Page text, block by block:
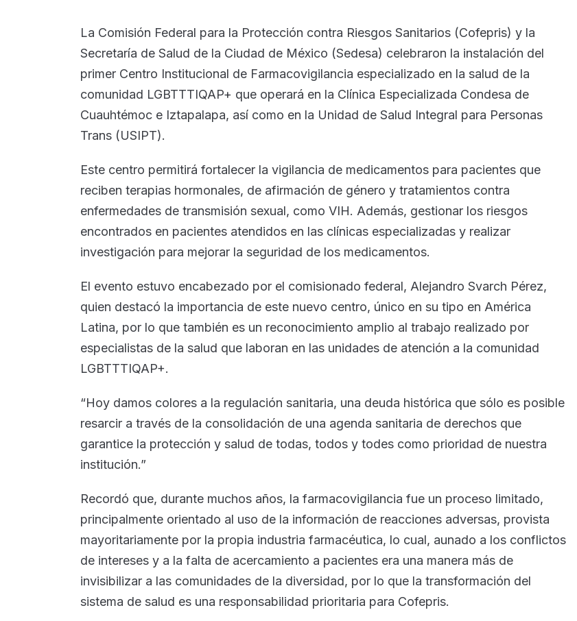
La Comisión Federal para la Protección contra Riesgos Sanitarios (Cofepris) y la
Secretaría de Salud de la Ciudad de México (Sedesa) celebraron la instalación del
primer Centro Institucional de Farmacovigilancia especializado en la salud de la
comunidad LGBTTTIQAP+ que operará en la Clínica Especializada Condesa de
Cuauhtémoc e Iztapalapa, así como en la Unidad de Salud Integral para Personas
Trans (USIPT).
Este centro permitirá fortalecer la vigilancia de medicamentos para pacientes que
reciben terapias hormonales, de afirmación de género y tratamientos contra
enfermedades de transmisión sexual, como VIH. Además, gestionar los riesgos
encontrados en pacientes atendidos en las clínicas especializadas y realizar
investigación para mejorar la seguridad de los medicamentos.
El evento estuvo encabezado por el comisionado federal, Alejandro Svarch Pérez,
quien destacó la importancia de este nuevo centro, único en su tipo en América
Latina, por lo que también es un reconocimiento amplio al trabajo realizado por
especialistas de la salud que laboran en las unidades de atención a la comunidad
LGBTTTIQAP+.
“Hoy damos colores a la regulación sanitaria, una deuda histórica que sólo es posible
resarcir a través de la consolidación de una agenda sanitaria de derechos que
garantice la protección y salud de todas, todos y todes como prioridad de nuestra
institución.”
Recordó que, durante muchos años, la farmacovigilancia fue un proceso limitado,
principalmente orientado al uso de la información de reacciones adversas, provista
mayoritariamente por la propia industria farmacéutica, lo cual, aunado a los conflictos
de intereses y a la falta de acercamiento a pacientes era una manera más de
invisibilizar a las comunidades de la diversidad, por lo que la transformación del
sistema de salud es una responsabilidad prioritaria para Cofepris.